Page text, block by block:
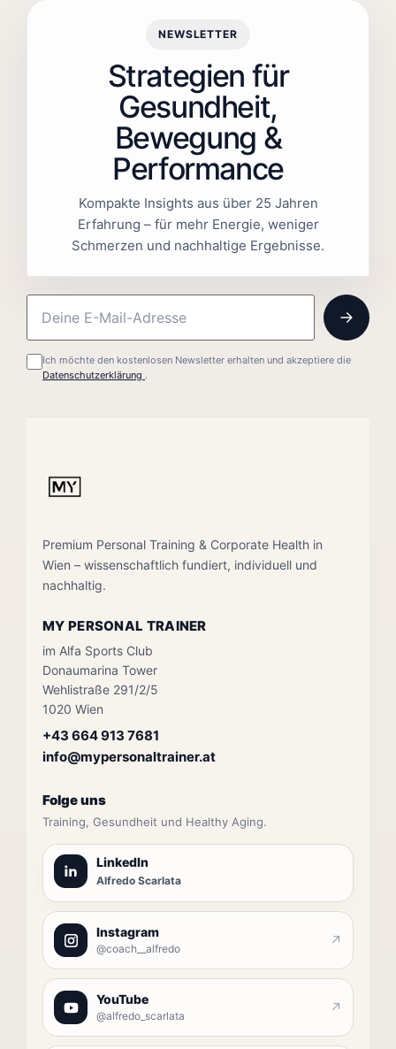
NEWSLETTER
Strategien für
Gesundheit,
Bewegung &
Performance
Kompakte Insights aus über 25 Jahren
Erfahrung – für mehr Energie, weniger
Schmerzen und nachhaltige Ergebnisse.
Ich möchte den kostenlosen Newsletter erhalten und akzeptiere die
Datenschutzerklärung .
Premium Personal Training & Corporate Health in
Wien – wissenschaftlich fundiert, individuell und
nachhaltig.
MY PERSONAL TRAINER
im Alfa Sports Club
Donaumarina Tower
Wehlistraße 291/2/5
1020 Wien
+43 664 913 7681
info@mypersonaltrainer.at
Folge uns
Training, Gesundheit und Healthy Aging.
LinkedIn
Alfredo Scarlata
Instagram
@coach__alfredo ↗
YouTube
@alfredo_scarlata ↗